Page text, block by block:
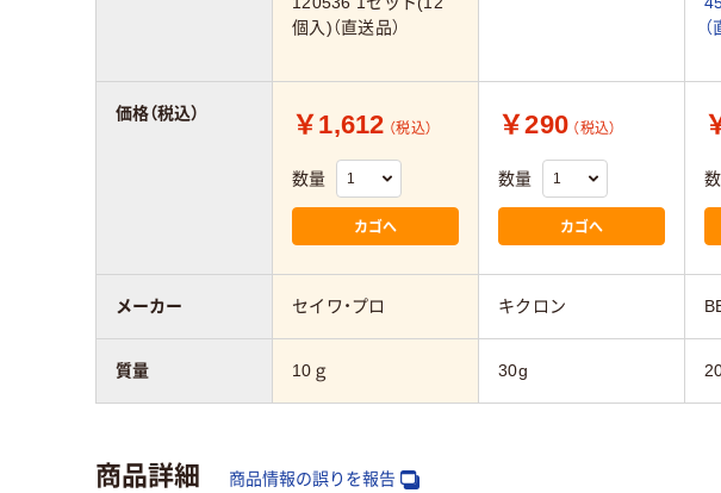
個入)（直送品）
￥1,612 （税込）
数量
カゴへ
￥290 （税込）
数量
カゴへ
セイワ・プロ キクロン
10ｇ 30g
価格（税込）
メーカー
質量
商品詳細 商品情報の誤りを報告